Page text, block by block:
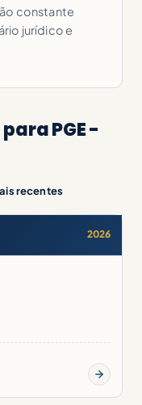
constante
jurídico e
PGE -
recentes
2026